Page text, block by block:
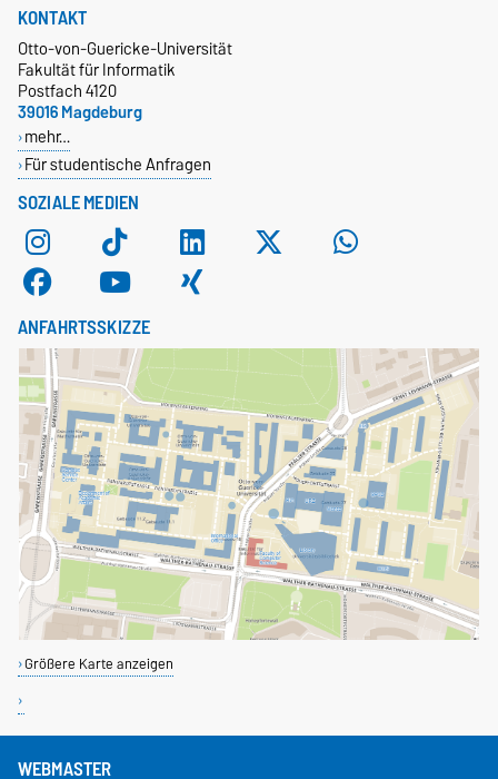
SOZIALE MEDIEN
KONTAKT
Otto-von-Guericke-Universität
Fakultät für Informatik
Postfach 4120
39016 Magdeburg
mehr…
Für studentische Anfragen
ANFAHRTSSKIZZE
Größere Karte anzeigen
WEBMASTER